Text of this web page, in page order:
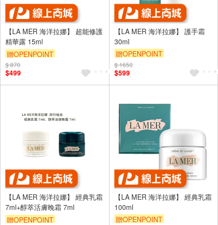
【LA MER 海洋拉娜】 超能修護
精華露 15ml
贈OPENPOINT
$ 870
$499
【LA MER 海洋拉娜】 護手霜
30ml
贈OPENPOINT
$ 1650
$599
【LA MER 海洋拉娜】 經典乳霜
7ml+醇萃活膚晚霜 7ml
贈OPENPOINT
【LA MER 海洋拉娜】 經典乳霜
100ml
贈OPENPOINT